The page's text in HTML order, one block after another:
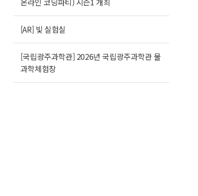
[AR] 빛 실험실
[국립광주과학관] 2026년 국립광주과학관 물
과학체험장